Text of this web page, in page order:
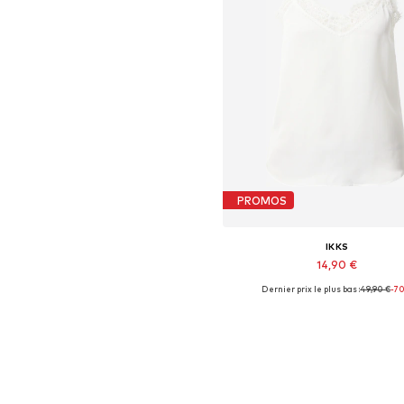
PROMOS
IKKS
14,90 €
Tailles disponibles: XL
Dernier prix le plus bas :49,90 €-